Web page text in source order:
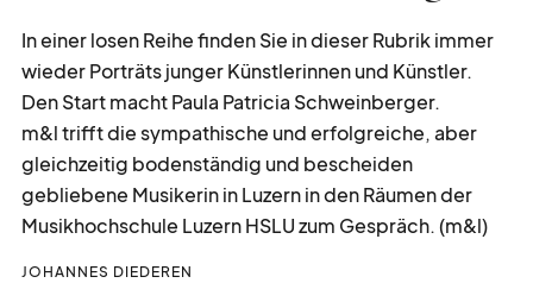
In einer losen Reihe finden Sie in dieser Rubrik immer
wieder Porträts junger Künstlerinnen und Künstler.
Den Start macht Paula Patricia Schweinberger.
m&l trifft die sympathische und erfolgreiche, aber
gleichzeitig bodenständig und bescheiden
gebliebene Musikerin in Luzern in den Räumen der
Musikhochschule Luzern HSLU zum Gespräch. (m&l)
JOHANNES DIEDEREN